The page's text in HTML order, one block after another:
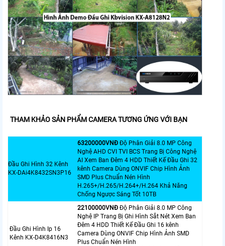
THAM KHẢO SẢN PHẨM CAMERA TƯƠNG ỨNG VỚI BẠN
Đầu Ghi Hình 32 Kênh
KX-DAi4K8432SN3P16
63200000VNÐ Độ Phân Giải 8.0 MP Công
Nghệ AHD CVI TVI BCS Trang Bị Công Nghệ
AI Xem Ban Đêm 4 HDD Thiết Kế Đầu Ghi 32
kênh Camera Dùng ONVIF Chip Hình Ảnh
SMD Plus Chuẩn Nén Hình
H.265+/H.265/H.264+/H.264 Khả Năng
Chống Ngược Sáng Tốt 10TB
Đầu Ghi Hình Ip 16
Kênh KX-D4K8416N3
22100000VNÐ Độ Phân Giải 8.0 MP Công
Nghệ IP Trang Bị Ghi Hình Sắt Nét Xem Ban
Đêm 4 HDD Thiết Kế Đầu Ghi 16 kênh
Camera Dùng ONVIF Chip Hình Ảnh SMD
Plus Chuẩn Nén Hình